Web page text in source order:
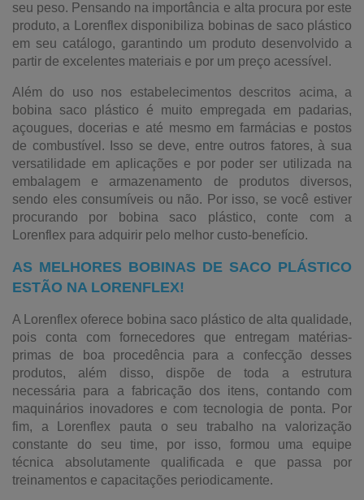
seu peso. Pensando na importância e alta procura por este
produto, a Lorenflex disponibiliza bobinas de saco plástico
em seu catálogo, garantindo um produto desenvolvido a
partir de excelentes materiais e por um preço acessível.
Além do uso nos estabelecimentos descritos acima, a
bobina saco plástico é muito empregada em padarias,
açougues, docerias e até mesmo em farmácias e postos
de combustível. Isso se deve, entre outros fatores, à sua
versatilidade em aplicações e por poder ser utilizada na
embalagem e armazenamento de produtos diversos,
sendo eles consumíveis ou não. Por isso, se você estiver
procurando por bobina saco plástico, conte com a
Lorenflex para adquirir pelo melhor custo-benefício.
AS MELHORES BOBINAS DE SACO PLÁSTICO
ESTÃO NA LORENFLEX!
A Lorenflex oferece bobina saco plástico de alta qualidade,
pois conta com fornecedores que entregam matérias-
primas de boa procedência para a confecção desses
produtos, além disso, dispõe de toda a estrutura
necessária para a fabricação dos itens, contando com
maquinários inovadores e com tecnologia de ponta. Por
fim, a Lorenflex pauta o seu trabalho na valorização
constante do seu time, por isso, formou uma equipe
técnica absolutamente qualificada e que passa por
treinamentos e capacitações periodicamente.